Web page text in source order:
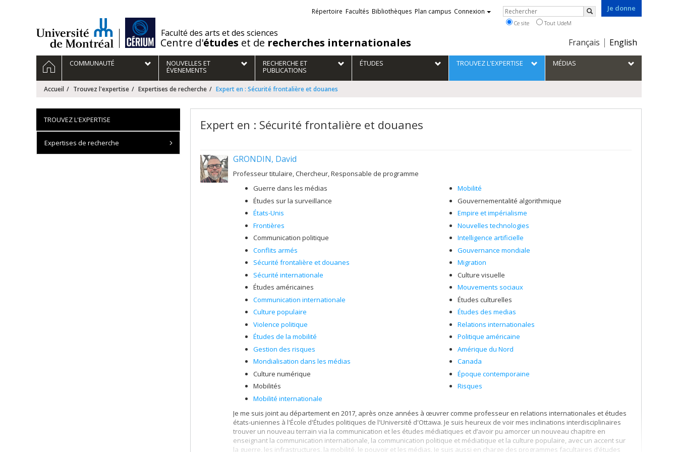
Faculté des arts et des sciences
Centre d'études et de recherches internationales
Je donne
Choix
la
langue
Français English
Liens
externes
Répertoire Facultés Bibliothèques Plan campus Connexion Rechercher
Rechercher
Ce site Tout UdeM
Navigation
principale
ACCUEILCOMMUNAUTÉ NOUVELLES ET
ÉVENEMENTS
RECHERCHE ET
PUBLICATIONS
ÉTUDES TROUVEZ L'EXPERTISE MÉDIAS
Accueil Trouvez l'expertise Expertises de recherche Expert en : Sécurité frontalière et douanes
Expert en : Sécurité frontalière et douanes
GRONDIN, David
Professeur titulaire, Chercheur, Responsable de programme
Guerre dans les médias
Études sur la surveillance
États-Unis
Frontières
Communication politique
Conflits armés
Sécurité frontalière et douanes
Sécurité internationale
Études américaines
Communication internationale
Culture populaire
Violence politique
Études de la mobilité
Gestion des risques
Mondialisation dans les médias
Culture numérique
Mobilités
Mobilité internationale
Mobilité
Gouvernementalité algorithmique
Empire et impérialisme
Nouvelles technologies
Intelligence artificielle
Gouvernance mondiale
Migration
Culture visuelle
Mouvements sociaux
Études culturelles
Études des medias
Relations internationales
Politique américaine
Amérique du Nord
Canada
Époque contemporaine
Risques
Je me suis joint au département en 2017, après onze années à œuvrer comme professeur en relations internationales et études
états-uniennes à l'École d'Études politiques de l'Université d'Ottawa. Je suis heureux de voir mes inclinations interdisciplinaires
trouver un nouveau terrain via la communication et les études médiatiques et d’avoir pu amorcer un nouveau chapitre en
enseignant la communication internationale, la communication politique et médiatique et la culture populaire, avec un accent sur
la guerre, les infrastructures, la mobilité, le pouvoir et les médias. Je suis aussi en charge des programmes facultaires d’études
TROUVEZ L'EXPERTISE
Expertises de recherche